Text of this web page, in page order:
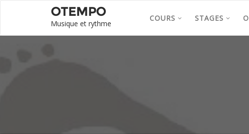
OTEMPO
Musique et rythme
COURS STAGES